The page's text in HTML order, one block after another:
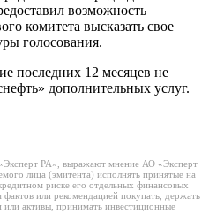
возможность
комитета высказать свое
голосования.
последних 12 месяцев не
дополнительных услуг.
РА», выражают мнение АО «Эксперт
лица (эмитента) исполнять принятые на
риске его отдельных финансовых
фактов или рекомендацией покупать, держать
активы, принимать инвестиционные